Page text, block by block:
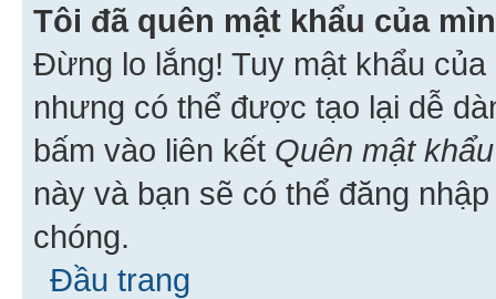
Tôi đã quên mật khẩu của
Đừng lo lắng! Tuy mật khẩu
nhưng có thể được tạo lại dễ
bấm vào liên kết Quên mật khẩu
này và bạn sẽ có thể đăng
chóng.
Đầu trang